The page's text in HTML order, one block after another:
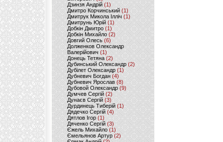
Дзинзя Андрій (1)
Дмитро Корчинський (1)
Дмитрук Микола Ілліч (1)
Дмитрунь Юрій (1)
Добкін Дмитро(1)
Добкін Михайло (2)
Довгий Олесь (6)
Долженков Олександр
Валерійович (1)
Донець Тетяна (2)
Дубинський Олександр(2)
Дубілет Олександр (1)
Дубневич Богдан (4)
Дубневич Ярослав (8)
Дубовой Олександр(9)
Думчев Сергій (2)
Дунаєв Сергій(3)
Дурдинець Тиберій (1)
Дядечко Сергій (4)
Дятлов Ігор (1)
Дяченко Сергій (3)
Єжель Михайло (1)
Ємельянов Артур (2)